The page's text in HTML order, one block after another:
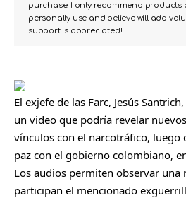
purchase. I only recommend products
personally use and believe will add
support is appreciated!
El exjefe de las Farc, Jesús Santrich
un video que podría revelar
vínculos con el narcotráfico, luego
paz con el gobierno colombiano,
Los audios permiten observar una
participan el mencionado